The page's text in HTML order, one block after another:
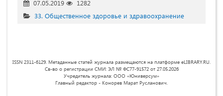
07.05.2019
1282
33. Общественное здоровье и здравоохранение
ISSN 2311-6129. Метаданные статей журнала размещаются на платформе eLIBRARY.RU.
Св-во о регистрации СМИ: ЭЛ № ФС77-91572 от 27.05.2026
Учредитель журнала: ООО «Юниверсум»
Главный редактор - Конорев Марат Русланович.